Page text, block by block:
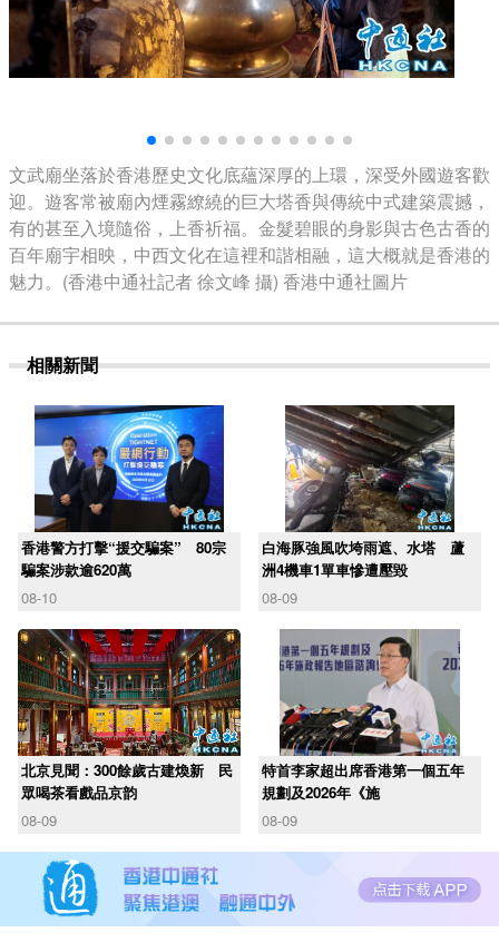
文武廟坐落於香港歷史文化底蘊深厚的上環，深受外國遊客歡
迎。遊客常被廟內煙霧繚繞的巨大塔香與傳統中式建築震撼，
有的甚至入境隨俗，上香祈福。金髮碧眼的身影與古色古香的
百年廟宇相映，中西文化在這裡和諧相融，這大概就是香港的
魅力。(香港中通社記者 徐文峰 攝) 香港中通社圖片
相關新聞
香港警方打擊“援交騙案” 80宗
騙案涉款逾620萬
08-10
白海豚強風吹垮雨遮、水塔 蘆
洲4機車1單車慘遭壓毀
08-09
北京見聞：300餘歲古建煥新 民
眾喝茶看戲品京韵
08-09
​特首李家超出席香港第一個五年
規劃及2026年《施
08-09